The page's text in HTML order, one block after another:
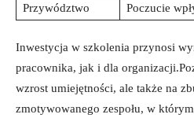
Przywództwo
Poczucie
Inwestycja w szkolenia przynosi
pracownika, jak i dla
wzrost umiejętności, ale także na
zmotywowanego zespołu, w